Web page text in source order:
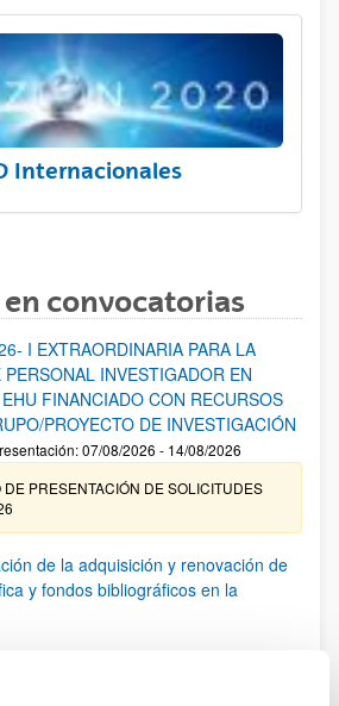
Internacionales
en convocatorias
I EXTRAORDINARIA PARA LA
INVESTIGADOR EN
FINANCIADO CON RECURSOS
PROYECTO DE INVESTIGACIÓN
07/08/2026 - 14/08/2026
PRESENTACIÓN DE SOLICITUDES
de la adquisición y renovación de
y fondos bibliográficos en la